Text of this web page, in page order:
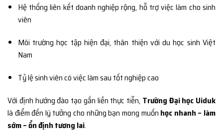
Hệ thống liên kết doanh nghiệp rộng, hỗ trợ việc làm cho sinh
viên
Môi trường học tập hiện đại, thân thiện với du học sinh Việt
Nam
Tỷ lệ sinh viên có việc làm sau tốt nghiệp cao
Với định hướng đào tạo gắn liền thực tiễn, Trường Đại học Uiduk
là điểm đến lý tưởng cho những bạn mong muốn học nhanh – làm
sớm – ổn định tương lai.